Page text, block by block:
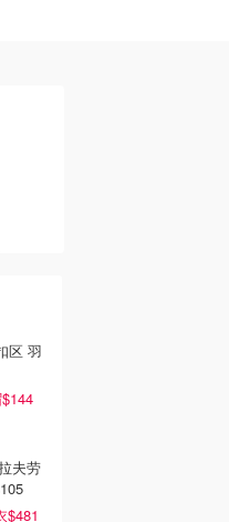
🇦🇺
区 羽
夫劳
$481